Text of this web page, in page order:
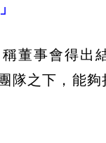
董事會得出
隊之下，能